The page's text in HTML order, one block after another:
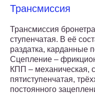
Трансмиссия
Трансмиссия
ступенчатая. В её
раздатка, карданные
Сцепление –
КПП – механическая,
пятиступенчатая,
постоянного